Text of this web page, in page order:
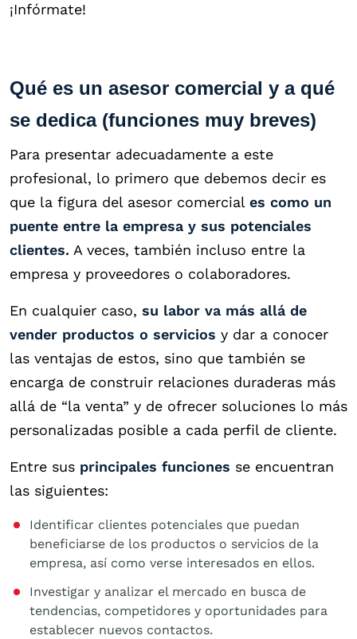
¡Infórmate!
Qué es un asesor comercial y a qué
se dedica (funciones muy breves)
Para presentar adecuadamente a este
profesional, lo primero que debemos decir es
que la figura del asesor comercial es como un
puente entre la empresa y sus potenciales
clientes. A veces, también incluso entre la
empresa y proveedores o colaboradores.
En cualquier caso, su labor va más allá de
vender productos o servicios y dar a conocer
las ventajas de estos, sino que también se
encarga de construir relaciones duraderas más
allá de “la venta” y de ofrecer soluciones lo más
personalizadas posible a cada perfil de cliente.
Entre sus principales funciones se encuentran
las siguientes:
Identificar clientes potenciales que puedan
beneficiarse de los productos o servicios de la
empresa, así como verse interesados en ellos.
Investigar y analizar el mercado en busca de
tendencias, competidores y oportunidades para
establecer nuevos contactos.